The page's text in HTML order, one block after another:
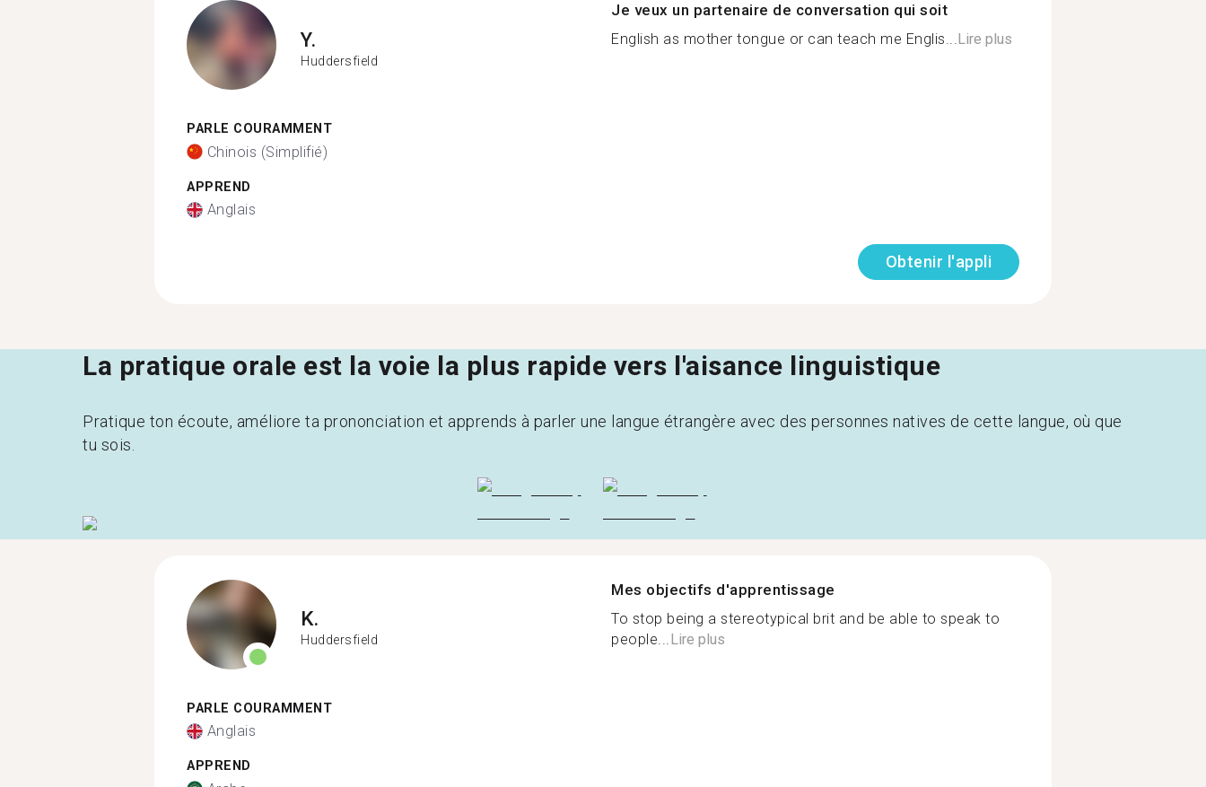
Y.
Huddersfield
PARLE COURAMMENT
Chinois (Simplifié)
APPREND
Anglais
Je veux un partenaire de conversation qui soit
English as mother tongue or can teach me Englis...Lire plus
Obtenir l'appli
La pratique orale est la voie la plus rapide vers l'aisance linguistique
Pratique ton écoute, améliore ta prononciation et apprends à parler une langue étrangère avec des personnes natives de cette langue, où que
tu sois.
K.
Huddersfield
PARLE COURAMMENT
Anglais
APPREND
Mes objectifs d'apprentissage
To stop being a stereotypical brit and be able to speak to
people... Lire plus